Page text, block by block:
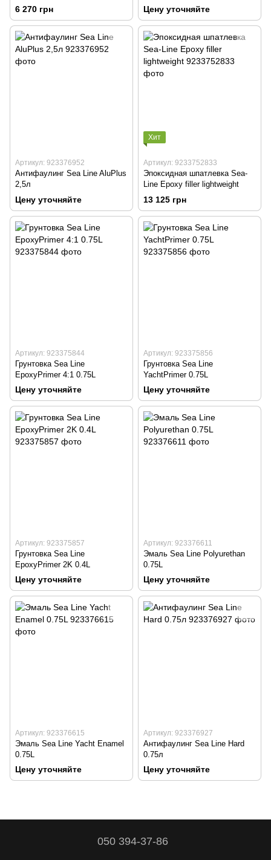
6 270 грн Цену уточняйте
Артикул: 923376952
Антифаулинг Sea Line AluPlus
2,5л
Цену уточняйте
Хит
Артикул: 9233752833
Эпоксидная шпатлевка Sea-
Line Epoxy filler lightweight
13 125 грн
Артикул: 923375844
Грунтовка Sea Line
EpoxyPrimer 4:1 0.75L
Цену уточняйте
Артикул: 923375856
Грунтовка Sea Line
YachtPrimer 0.75L
Цену уточняйте
Артикул: 923375857
Грунтовка Sea Line
EpoxyPrimer 2K 0.4L
Цену уточняйте
Артикул: 923376611
Эмаль Sea Line Polyurethan
0.75L
Цену уточняйте
Артикул: 923376615
Эмаль Sea Line Yacht Enamel
0.75L
Цену уточняйте
Артикул: 923376927
Антифаулинг Sea Line Hard
0.75л
Цену уточняйте
050 394-37-86